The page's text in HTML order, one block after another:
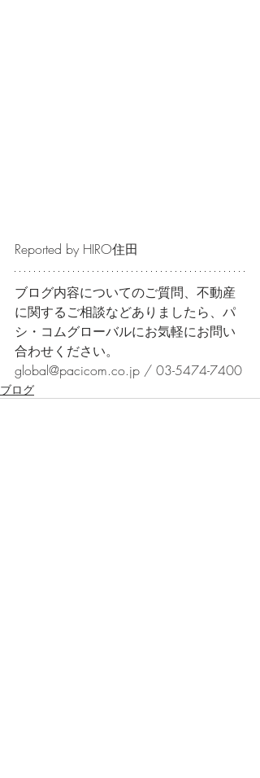
Reported by HIRO住田
ブログ内容についてのご質問、不動産
に関するご相談などありましたら、パ
シ・コムグローバルにお気軽にお問い
合わせください。
global@pacicom.co.jp / 03-5474-7400
ブログ